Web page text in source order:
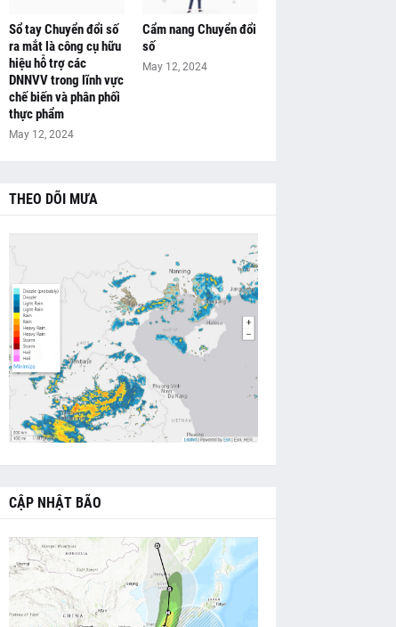
Sổ tay Chuyển đổi số
ra mắt là công cụ hữu
hiệu hỗ trợ các
DNNVV trong lĩnh vực
chế biến và phân phối
thực phẩm
May 12, 2024
Cẩm nang Chuyển đổi
số
May 12, 2024
THEO DÕI MƯA
CẬP NHẬT BÃO